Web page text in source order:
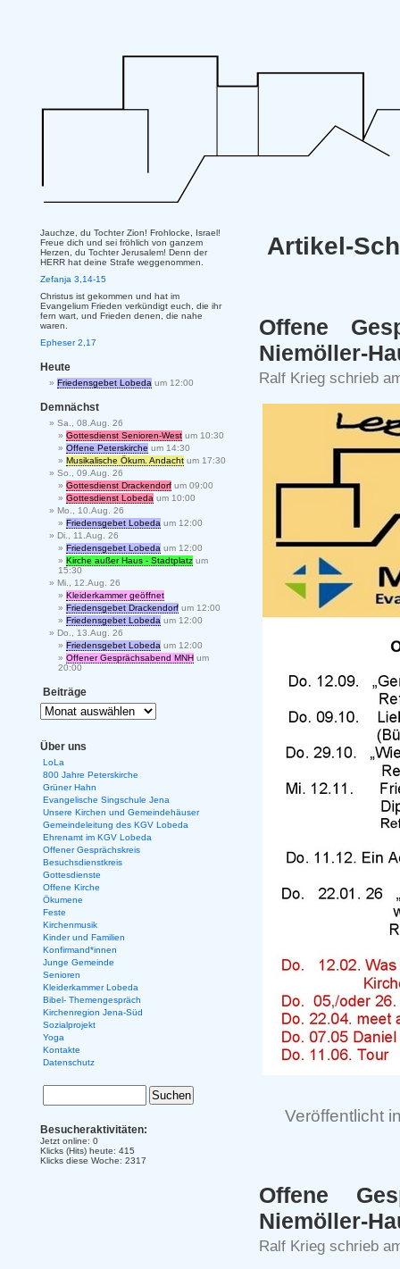
Artikel-
Offene
Niemöller-
Ralf Krieg schrieb
Veröffentlicht
Offene
Niemöller-
Ralf Krieg schrieb
Jauchze, du Tochter Zion! Frohlocke, Israel!
Freue dich und sei fröhlich von ganzem
Herzen, du Tochter Jerusalem! Denn der
HERR hat deine Strafe weggenommen.
Zefanja 3,14-15
Christus ist gekommen und hat im
Evangelium Frieden verkündigt euch, die ihr
fern wart, und Frieden denen, die nahe
waren.
Epheser 2,17
Heute
Friedensgebet Lobeda um 12:00
Demnächst
Sa., 08.Aug. 26
Gottesdienst Senioren-West um 10:30
Offene Peterskirche um 14:30
Musikalische Ökum. Andacht um 17:30
So., 09.Aug. 26
Gottesdienst Drackendorf um 09:00
Gottesdienst Lobeda um 10:00
Mo., 10.Aug. 26
Friedensgebet Lobeda um 12:00
Di., 11.Aug. 26
Friedensgebet Lobeda um 12:00
Kirche außer Haus - Stadtplatz um
15:30
Mi., 12.Aug. 26
Kleiderkammer geöffnet
Friedensgebet Drackendorf um 12:00
Friedensgebet Lobeda um 12:00
Do., 13.Aug. 26
Friedensgebet Lobeda um 12:00
Offener Gesprächsabend MNH um
20:00
Beiträge
Über uns
LoLa
800 Jahre Peterskirche
Grüner Hahn
Evangelische Singschule Jena
Unsere Kirchen und Gemeindehäuser
Gemeindeleitung des KGV Lobeda
Ehrenamt im KGV Lobeda
Offener Gesprächskreis
Besuchsdienstkreis
Gottesdienste
Offene Kirche
Ökumene
Feste
Kirchenmusik
Kinder und Familien
Konfirmand*innen
Junge Gemeinde
Senioren
Kleiderkammer Lobeda
Bibel- Themengespräch
Kirchenregion Jena-Süd
Sozialprojekt
Yoga
Kontakte
Datenschutz
Besucheraktivitäten:
Jetzt online: 0
Klicks (Hits) heute: 415
Klicks diese Woche: 2317